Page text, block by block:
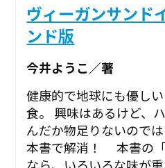
ヴィーガンサンド
ンド版
今井ようこ／著
健康的で地球にも優し
食。 興味はあるけど、
んだか物足りないので
本書で解消！ 本書の「
なら、いろいろな味が